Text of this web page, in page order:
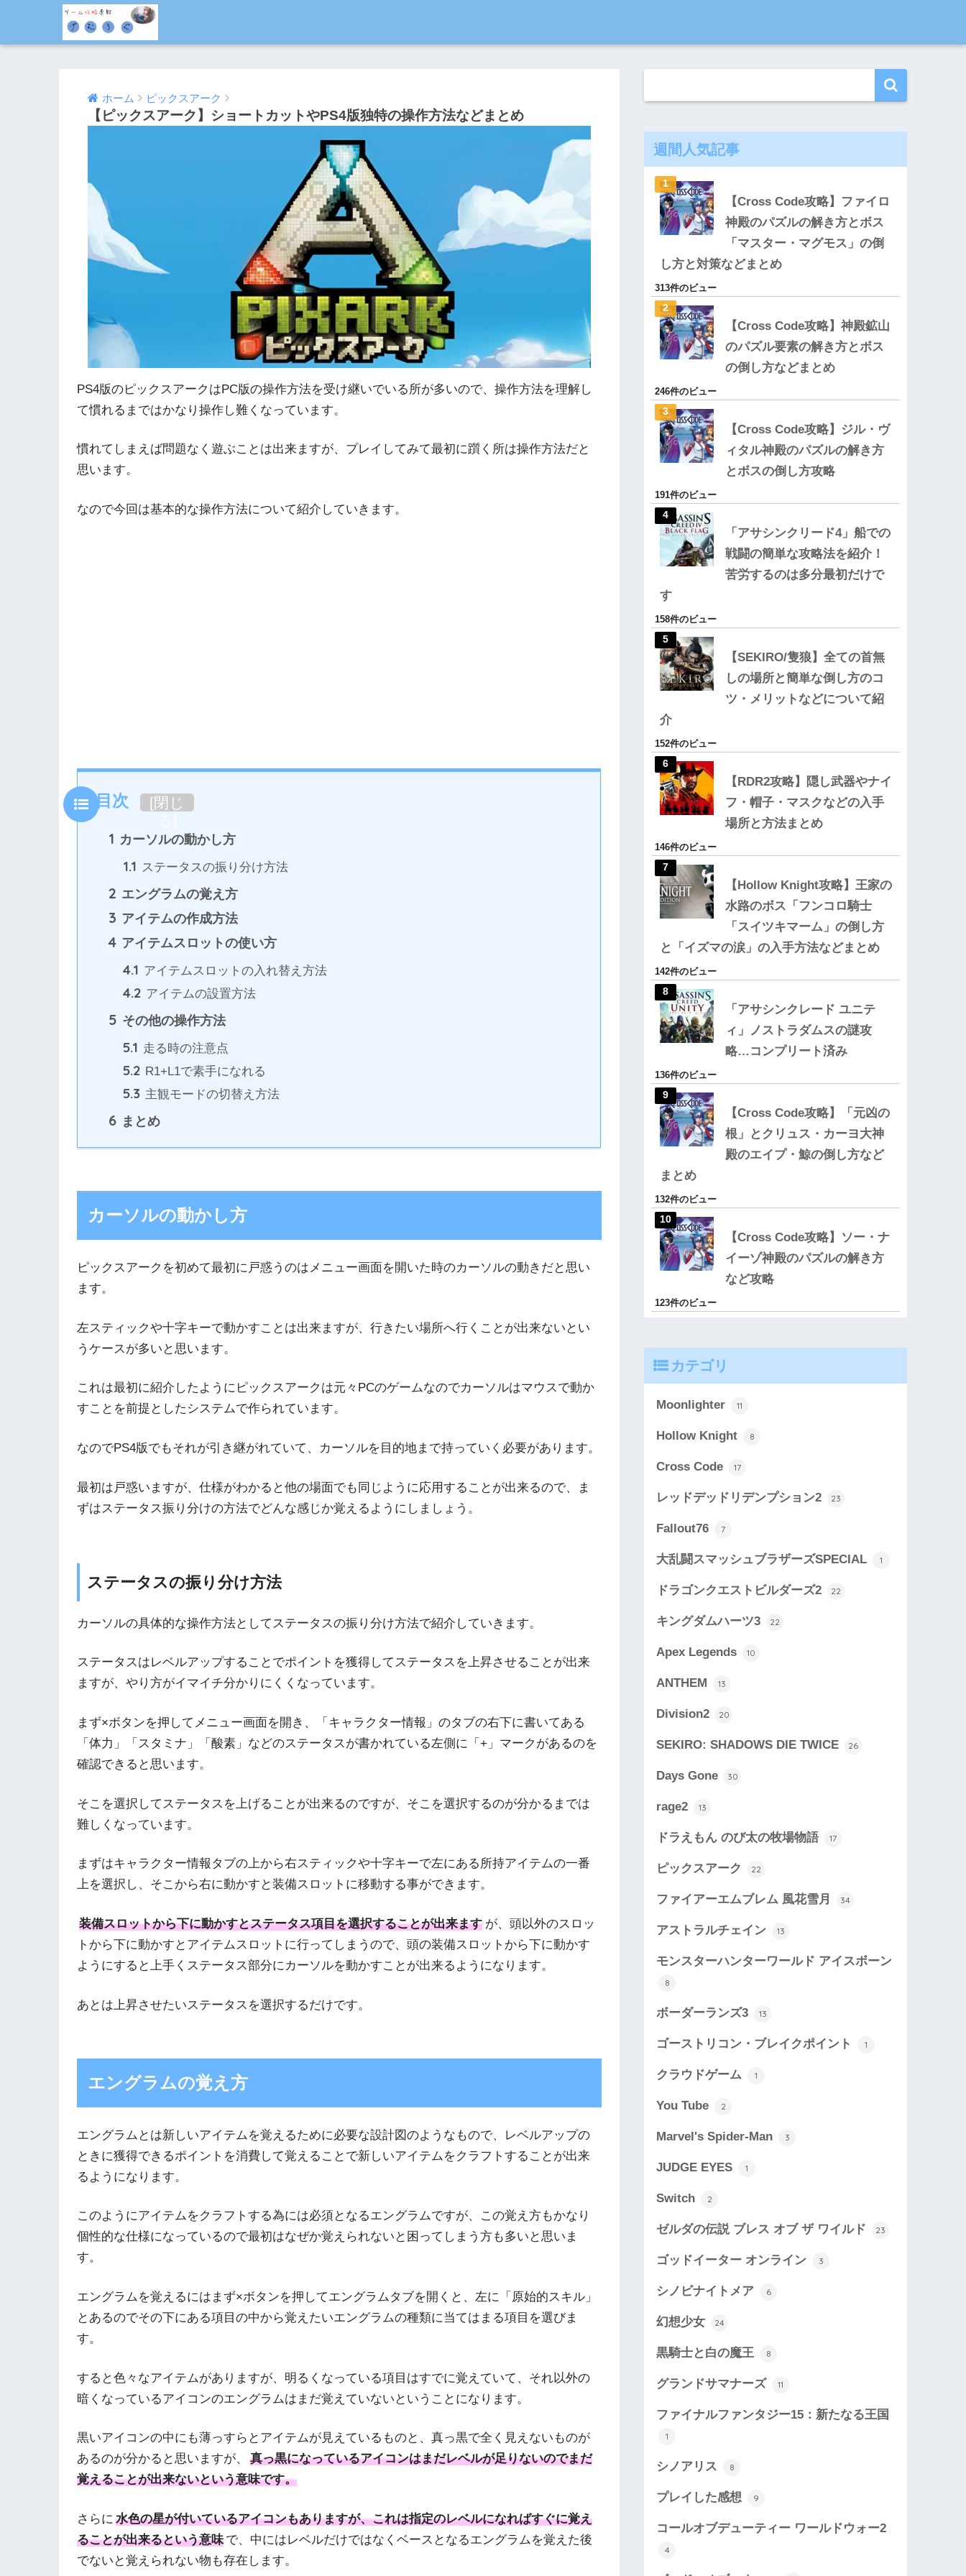
ホーム ピックスアーク
【ピックスアーク】ショートカットやPS4版独特の操作方法などまとめ
PS4版のピックスアークはPC版の操作方法を受け継いでいる所が多いので、操作方法を理解し
て慣れるまではかなり操作し難くなっています。
慣れてしまえば問題なく遊ぶことは出来ますが、プレイしてみて最初に躓く所は操作方法だと
思います。
なので今回は基本的な操作方法について紹介していきます。
目次 [閉じ
1 カーソルの動かし方
1.1 ステータスの振り分け方法
2 エングラムの覚え方
3 アイテムの作成方法
4 アイテムスロットの使い方
4.1 アイテムスロットの入れ替え方法
4.2 アイテムの設置方法
5 その他の操作方法
5.1 走る時の注意点
5.2 R1+L1で素手になれる
5.3 主観モードの切替え方法
6 まとめ
カーソルの動かし方
ピックスアークを初めて最初に戸惑うのはメニュー画面を開いた時のカーソルの動きだと思い
ます。
左スティックや十字キーで動かすことは出来ますが、行きたい場所へ行くことが出来ないとい
うケースが多いと思います。
これは最初に紹介したようにピックスアークは元々PCのゲームなのでカーソルはマウスで動か
すことを前提としたシステムで作られています。
なのでPS4版でもそれが引き継がれていて、カーソルを目的地まで持っていく必要があります。
最初は戸惑いますが、仕様がわかると他の場面でも同じように応用することが出来るので、ま
ずはステータス振り分けの方法でどんな感じか覚えるようにしましょう。
ステータスの振り分け方法
カーソルの具体的な操作方法としてステータスの振り分け方法で紹介していきます。
ステータスはレベルアップすることでポイントを獲得してステータスを上昇させることが出来
ますが、やり方がイマイチ分かりにくくなっています。
まず×ボタンを押してメニュー画面を開き、「キャラクター情報」のタブの右下に書いてある
「体力」「スタミナ」「酸素」などのステータスが書かれている左側に「+」マークがあるのを
確認できると思います。
そこを選択してステータスを上げることが出来るのですが、そこを選択するのが分かるまでは
難しくなっています。
まずはキャラクター情報タブの上から右スティックや十字キーで左にある所持アイテムの一番
上を選択し、そこから右に動かすと装備スロットに移動する事ができます。
装備スロットから下に動かすとステータス項目を選択することが出来ます が、頭以外のスロッ
トから下に動かすとアイテムスロットに行ってしまうので、頭の装備スロットから下に動かす
ようにすると上手くステータス部分にカーソルを動かすことが出来るようになります。
あとは上昇させたいステータスを選択するだけです。
エングラムの覚え方
エングラムとは新しいアイテムを覚えるために必要な設計図のようなもので、レベルアップの
ときに獲得できるポイントを消費して覚えることで新しいアイテムをクラフトすることが出来
るようになります。
このようにアイテムをクラフトする為には必須となるエングラムですが、この覚え方もかなり
個性的な仕様になっているので最初はなぜか覚えられないと困ってしまう方も多いと思いま
す。
エングラムを覚えるにはまず×ボタンを押してエングラムタブを開くと、左に「原始的スキル」
とあるのでその下にある項目の中から覚えたいエングラムの種類に当てはまる項目を選びま
す。
すると色々なアイテムがありますが、明るくなっている項目はすでに覚えていて、それ以外の
暗くなっているアイコンのエングラムはまだ覚えていないということになります。
黒いアイコンの中にも薄っすらとアイテムが見えているものと、真っ黒で全く見えないものが
あるのが分かると思いますが、
真っ黒になっているアイコンはまだレベルが足りないのでまだ
覚えることが出来ないという意味です。
さらに 水色の星が付いているアイコンもありますが、これは指定のレベルになればすぐに覚え
ることが出来るという意味 で、中にはレベルだけではなくベースとなるエングラムを覚えた後
でないと覚えられない物も存在します。
週間人気記事
【Cross Code攻略】ファイロ
神殿のパズルの解き方とボス
「マスター・マグモス」の倒
し方と対策などまとめ
313件のビュー
【Cross Code攻略】神殿鉱山
のパズル要素の解き方とボス
の倒し方などまとめ
246件のビュー
【Cross Code攻略】ジル・ヴ
ィタル神殿のパズルの解き方
とボスの倒し方攻略
191件のビュー
「アサシンクリード4」船での
戦闘の簡単な攻略法を紹介！
苦労するのは多分最初だけで
す
158件のビュー
【SEKIRO/隻狼】全ての首無
しの場所と簡単な倒し方のコ
ツ・メリットなどについて紹
介
152件のビュー
【RDR2攻略】隠し武器やナイ
フ・帽子・マスクなどの入手
場所と方法まとめ
146件のビュー
【Hollow Knight攻略】王家の
水路のボス「フンコロ騎士
「スイツキマーム」の倒し方
と「イズマの涙」の入手方法などまとめ
142件のビュー
「アサシンクレード ユニテ
ィ」ノストラダムスの謎攻
略…コンプリート済み
136件のビュー
【Cross Code攻略】「元凶の
根」とクリュス・カーヨ大神
殿のエイプ・鯨の倒し方など
まとめ
132件のビュー
【Cross Code攻略】ソー・ナ
イーゾ神殿のパズルの解き方
など攻略
123件のビュー
カテゴリ
Moonlighter 11
Hollow Knight 8
Cross Code 17
レッドデッドリデンプション2 23
Fallout76 7
大乱闘スマッシュブラザーズSPECIAL 1
ドラゴンクエストビルダーズ2 22
キングダムハーツ3 22
Apex Legends 10
ANTHEM 13
Division2 20
SEKIRO: SHADOWS DIE TWICE 26
Days Gone 30
rage2 13
ドラえもん のび太の牧場物語 17
ピックスアーク 22
ファイアーエムブレム 風花雪月 34
アストラルチェイン 13
モンスターハンターワールド アイスボーン
8
ボーダーランズ3 13
ゴーストリコン・ブレイクポイント 1
クラウドゲーム 1
You Tube 2
Marvel's Spider-Man 3
JUDGE EYES 1
Switch 2
ゼルダの伝説 ブレス オブ ザ ワイルド 23
ゴッドイーター オンライン 3
シノビナイトメア 6
幻想少女 24
黒騎士と白の魔王 8
グランドサマナーズ 11
ファイナルファンタジー15：新たなる王国
1
シノアリス 8
プレイした感想 9
コールオブデューティー ワールドウォー2
4